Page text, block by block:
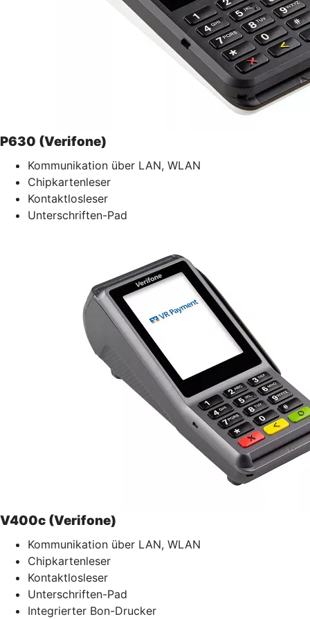
P630 (Verifone)
Kommunikation über LAN, WLAN
Chipkartenleser
Kontaktlosleser
Unterschriften-Pad
V400c (Verifone)
Kommunikation über LAN, WLAN
Chipkartenleser
Kontaktlosleser
Unterschriften-Pad
Integrierter Bon-Drucker